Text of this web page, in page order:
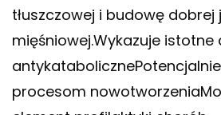
tłuszczowej i budowę
mięśniowej.Wykazuje istotne
procesom